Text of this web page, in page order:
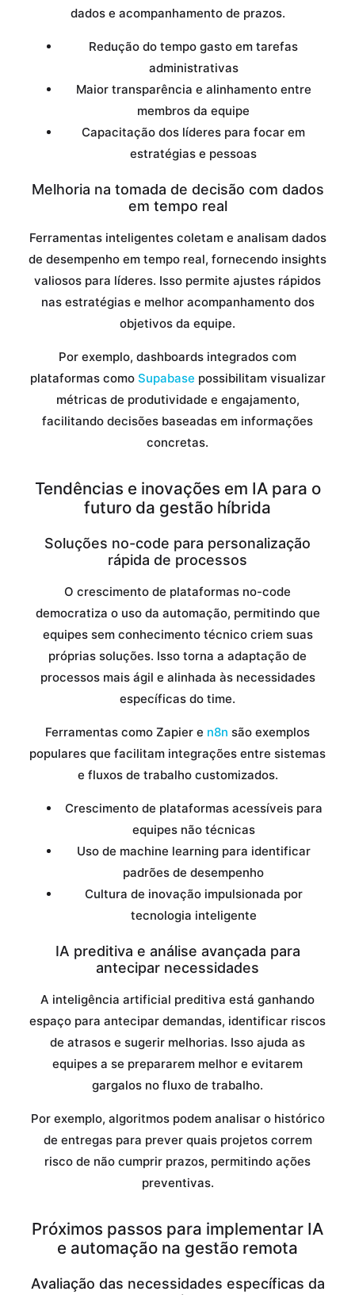
dados e acompanhamento de prazos.
Redução do tempo gasto em tarefas
administrativas
Maior transparência e alinhamento entre
membros da equipe
Capacitação dos líderes para focar em
estratégias e pessoas
Melhoria na tomada de decisão com dados
em tempo real
Ferramentas inteligentes coletam e analisam dados
de desempenho em tempo real, fornecendo insights
valiosos para líderes. Isso permite ajustes rápidos
nas estratégias e melhor acompanhamento dos
objetivos da equipe.
Por exemplo, dashboards integrados com
plataformas como Supabase possibilitam visualizar
métricas de produtividade e engajamento,
facilitando decisões baseadas em informações
concretas.
Tendências e inovações em IA para o
futuro da gestão híbrida
Soluções no-code para personalização
rápida de processos
O crescimento de plataformas no-code
democratiza o uso da automação, permitindo que
equipes sem conhecimento técnico criem suas
próprias soluções. Isso torna a adaptação de
processos mais ágil e alinhada às necessidades
específicas do time.
Ferramentas como Zapier e n8n são exemplos
populares que facilitam integrações entre sistemas
e fluxos de trabalho customizados.
Crescimento de plataformas acessíveis para
equipes não técnicas
Uso de machine learning para identificar
padrões de desempenho
Cultura de inovação impulsionada por
tecnologia inteligente
IA preditiva e análise avançada para
antecipar necessidades
A inteligência artificial preditiva está ganhando
espaço para antecipar demandas, identificar riscos
de atrasos e sugerir melhorias. Isso ajuda as
equipes a se prepararem melhor e evitarem
gargalos no fluxo de trabalho.
Por exemplo, algoritmos podem analisar o histórico
de entregas para prever quais projetos correm
risco de não cumprir prazos, permitindo ações
preventivas.
Próximos passos para implementar IA
e automação na gestão remota
Avaliação das necessidades específicas da